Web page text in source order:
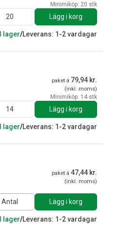
Minimiköp: 20 stk
Lägg i korg
I lager/Leverans: 1-2 vardagar
paket á 79,94 kr.
(inkl. moms)
Minimiköp: 14 stk
Lägg i korg
I lager/Leverans: 1-2 vardagar
paket á 47,44 kr.
(inkl. moms)
Antal Lägg i korg
I lager/Leverans: 1-2 vardagar